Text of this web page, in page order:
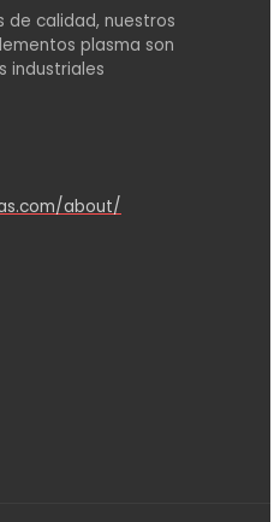
de calidad, nuestros
plasma son
industriales
about/